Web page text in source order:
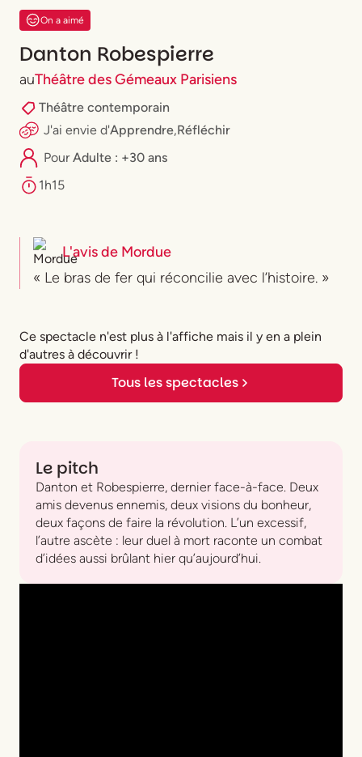
On a aimé
Danton Robespierre
auThéâtre des Gémeaux Parisiens
Théâtre contemporain
J'ai envie d'Apprendre,Réfléchir
PourAdulte : +30 ans
1h15
L'avis de Mordue
« Le bras de fer qui réconcilie avec l’histoire. »
Ce spectacle n'est plus à l'affiche mais il y en a plein
d'autres à découvrir !
Tous les spectacles
Le pitch
Danton et Robespierre, dernier face-à-face. Deux
amis devenus ennemis, deux visions du bonheur,
deux façons de faire la révolution. L’un excessif,
l’autre ascète : leur duel à mort raconte un combat
d’idées aussi brûlant hier qu’aujourd’hui.